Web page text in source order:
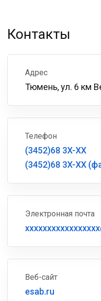
Контакты
Адрес
Тюмень, ул. 6 км
Телефон
(3452)68 3X-XX
(3452)68 3X-XX
Электронная почта
Веб-сайт
esab.ru